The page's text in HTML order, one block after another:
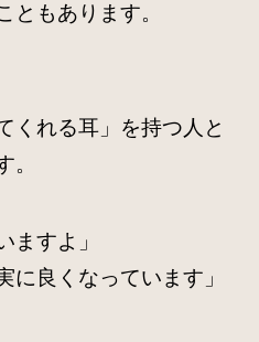
ともあります。
くれる耳」を持つ人と
。
ますよ」
に良くなっています」